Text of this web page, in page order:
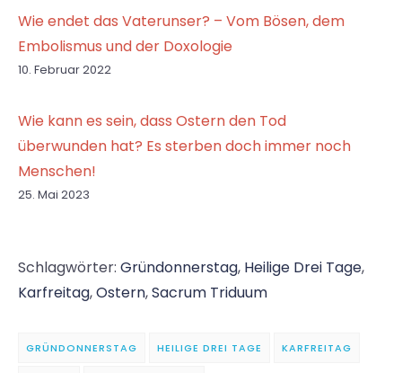
Wie endet das Vaterunser? – Vom Bösen, dem
Embolismus und der Doxologie
10. Februar 2022
Wie kann es sein, dass Ostern den Tod
überwunden hat? Es sterben doch immer noch
Menschen!
25. Mai 2023
Schlagwörter: Gründonnerstag, Heilige Drei Tage,
Karfreitag,Ostern,Sacrum Triduum
GRÜNDONNERSTAG HEILIGE DREI TAGE KARFREITAG